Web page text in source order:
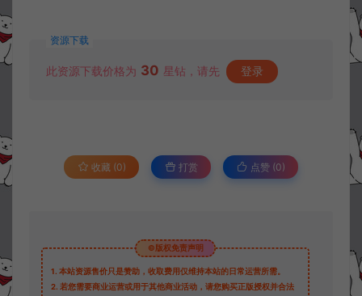
资源下载
此资源下载价格为 30 星钻，请先 登录
收藏 (0) 打赏 点赞 (0)
©版权免责声明
1. 本站资源售价只是赞助，收取费用仅维持本站的日常运营所需。
2. 若您需要商业运营或用于其他商业活动，请您购买正版授权并合法